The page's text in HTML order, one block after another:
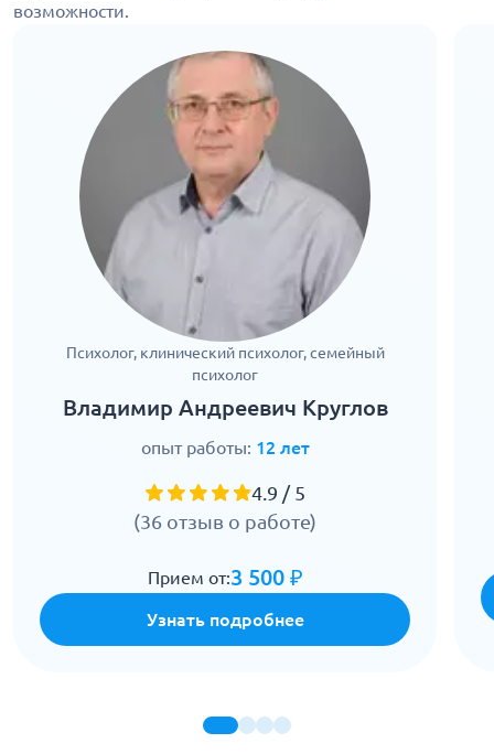
возможности.
Психолог, клинический психолог, семейный
психолог
Владимир Андреевич Круглов
опыт работы: 12 лет
4.9 / 5
(36 отзыв о работе)
Прием от:3 500 ₽
Узнать подробнее